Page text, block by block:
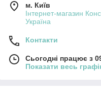
м. Київ
Інтернет-магазин
Україна
Контакти
Сьогодні працює з
Показати весь